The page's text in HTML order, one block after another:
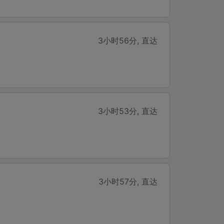
3小时56分, 直达
3小时53分, 直达
3小时57分, 直达